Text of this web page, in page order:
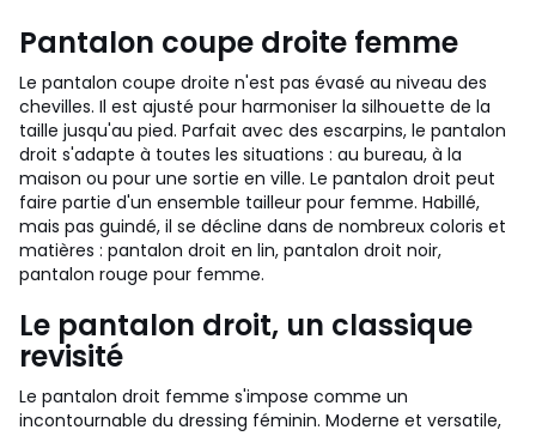
Pantalon coupe droite femme
Le pantalon coupe droite n'est pas évasé au niveau des
chevilles. Il est ajusté pour harmoniser la silhouette de la
taille jusqu'au pied. Parfait avec des escarpins, le pantalon
droit s'adapte à toutes les situations : au bureau, à la
maison ou pour une sortie en ville. Le pantalon droit peut
faire partie d'un ensemble tailleur pour femme. Habillé,
mais pas guindé, il se décline dans de nombreux coloris et
matières : pantalon droit en lin, pantalon droit noir,
pantalon rouge pour femme.
Le pantalon droit, un classique
revisité
Le pantalon droit femme s'impose comme un
incontournable du dressing féminin. Moderne et versatile,